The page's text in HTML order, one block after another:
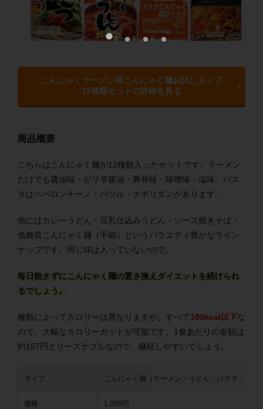
こんにゃくラーメン等こんにゃく麺お試しタイプ
12種類セットの詳細を見る
商品概要
こちらはこんにゃく麺が12種類入ったセットです。ラーメン
だけでも醤油味・ピリ辛醤油・豚骨味・味噌味・塩味、パス
タはペペロンチーノ・バジル・ナポリタンがあります。
他にはカレーうどん・豆乳仕込みうどん・ソース焼きそば・
低糖質こんにゃく麺（平細）というバラエティ豊かなライン
ナップです。同じ味は入っていないので、
毎日飽きずにこんにゃく麺の置き換えダイエットを続けられ
るでしょう。
種類によってカロリーは異なりますが、すべて100kcal以下な
ので、大幅なカロリーカットが可能です。1食あたりの金額は
約157円とリーズナブルなので、継続しやすいでしょう。
タイプ こんにゃく麺（ラーメン・うどん・パスタ・焼き
価格 1,880円